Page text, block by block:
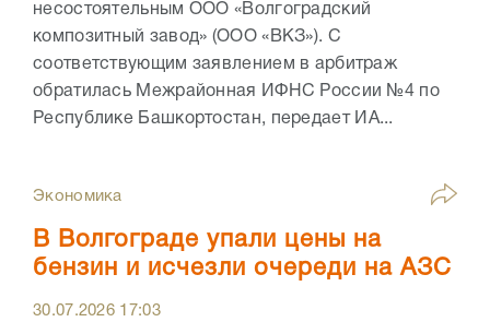
несостоятельным ООО «Волгоградский
композитный завод» (ООО «ВКЗ»). С
соответствующим заявлением в арбитраж
обратилась Межрайонная ИФНС России №4 по
Республике Башкортостан, передает ИА...
Экономика
В Волгограде упали цены на
бензин и исчезли очереди на АЗС
30.07.2026 17:03